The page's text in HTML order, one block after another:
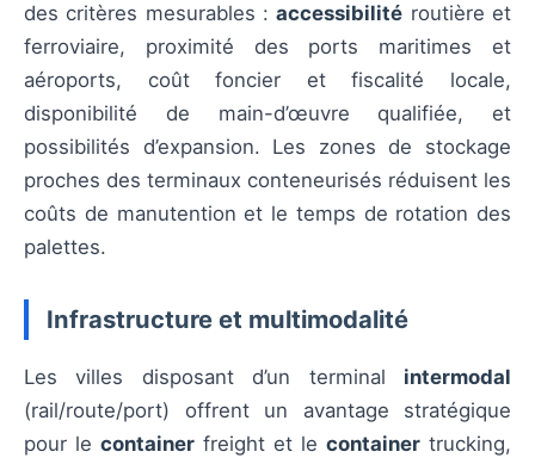
des critères mesurables :accessibilité routière et
ferroviaire, proximité des ports maritimes et
aéroports, coût foncier et fiscalité locale,
disponibilité de main-d’œuvre qualifiée, et
possibilités d’expansion. Les zones de stockage
proches des terminaux conteneurisés réduisent les
coûts de manutention et le temps de rotation des
palettes.
Infrastructure et multimodalité
Les villes disposant d’un terminal intermodal
(rail/route/port) offrent un avantage stratégique
pour le container freight et le container trucking,